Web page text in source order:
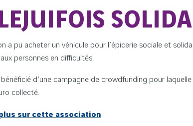
a pu acheter un véhicule pour l’épicerie sociale et
personnes en difficultés.
d’une campagne de crowdfunding pour
collecté.
plus sur cette association